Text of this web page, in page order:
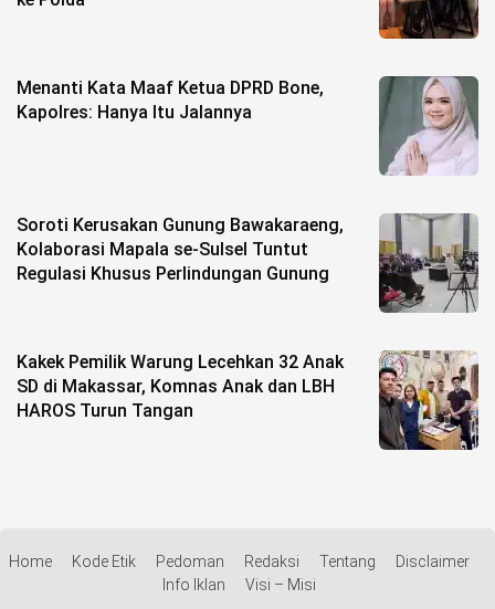
Menanti Kata Maaf Ketua DPRD Bone,
Kapolres: Hanya Itu Jalannya
Soroti Kerusakan Gunung Bawakaraeng,
Kolaborasi Mapala se-Sulsel Tuntut
Regulasi Khusus Perlindungan Gunung
Kakek Pemilik Warung Lecehkan 32 Anak
SD di Makassar, Komnas Anak dan LBH
HAROS Turun Tangan
Home Kode Etik Pedoman Redaksi Tentang
Disclaimer
Info Iklan
Visi – Misi